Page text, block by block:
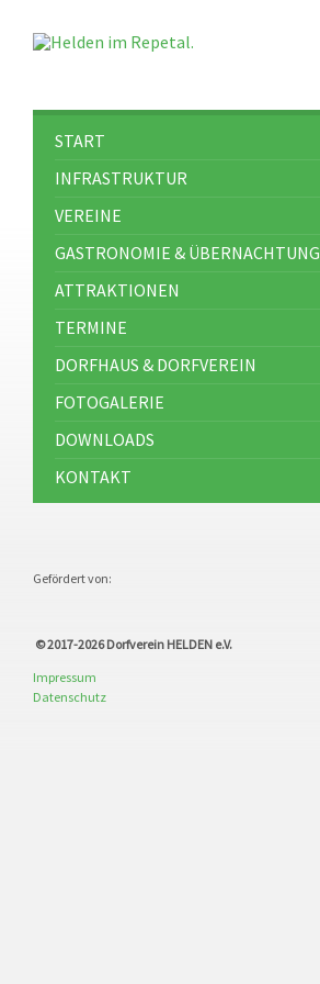
START
INFRASTRUKTUR
VEREINE
GASTRONOMIE & ÜBERNACHTUNG
ATTRAKTIONEN
TERMINE
DORFHAUS & DORFVEREIN
FOTOGALERIE
DOWNLOADS
KONTAKT
Gefördert von:
© 2017-2026Dorfverein HELDEN e.V.
Impressum
Datenschutz